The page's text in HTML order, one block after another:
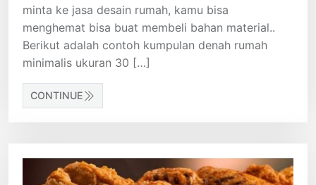
minta ke jasa desain rumah, kamu bisa
menghemat bisa buat membeli bahan material..
Berikut adalah contoh kumpulan denah rumah
minimalis ukuran 30 […]
CONTINUE